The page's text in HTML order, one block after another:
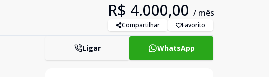
R$ 4.000,00 / mês
Compartilhar Favorito
Ligar WhatsApp